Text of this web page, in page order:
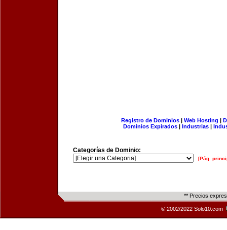
Registro de Dominios| Web Hosting |
Dominios Expirados | Industrias |
Categorías de Dominio:
[Pág.
** Precios
© 2002/2022 Solo10.com